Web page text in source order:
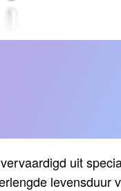
uit
levensduur